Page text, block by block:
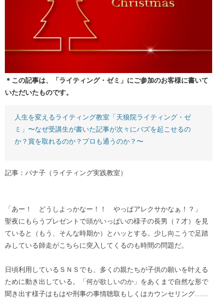
＊この記事は、「ライティング・ゼミ」にご参加のお客様に書いて
いただいたものです。
人生を変えるライティング教室「天狼院ライティング・ゼ
ミ」〜なぜ受講生が書いた記事が次々にバズを起こせるの
か？賞を取れるのか？プロも通うのか？〜
記事：パナ子（ライティング実践教室）
「あー！ どうしよっかなー！！ やっぱアレクサかなぁ！？」
聖夜にもらうプレゼントで頭がいっぱいの様子の長男（７才）を見
ていると（もう、そんな時期か）とハッとする。少し向こうで足踏
みしている師走がこちらに突入してくるのも時間の問題だ。
日頃利用しているＳＮＳでも、多くの親たちが子供の願いを叶える
ために動き出している。「何が欲しいのか」をあくまで自然な形で
聞き出す様子はもはや刑事の事情聴取もしくはカウンセリング……